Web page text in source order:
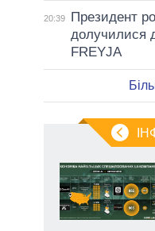
20:39
Президент
долучилися
FREYJA